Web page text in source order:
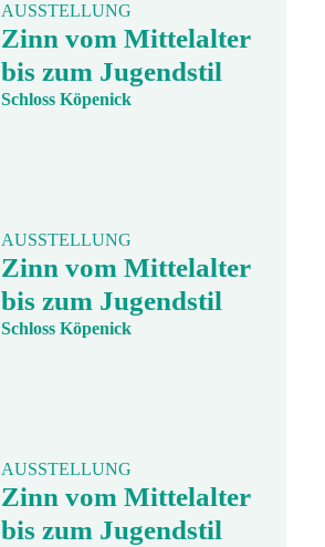
AUSSTELLUNG
Zinn vom Mittelalter
bis zum Jugendstil
Schloss Köpenick
AUSSTELLUNG
Zinn vom Mittelalter
bis zum Jugendstil
Schloss Köpenick
AUSSTELLUNG
Zinn vom Mittelalter
bis zum Jugendstil